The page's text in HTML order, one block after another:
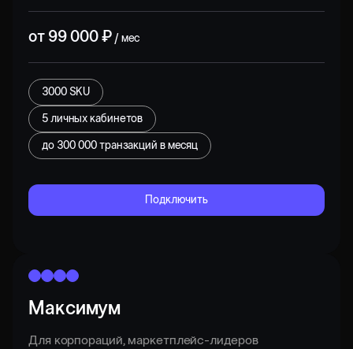
от 99 000 ₽/ мес
3000 SKU
5 личных кабинетов
до 300 000 транзакций в месяц
Подключить
Максимум
Для корпораций, маркетплейс-лидеров